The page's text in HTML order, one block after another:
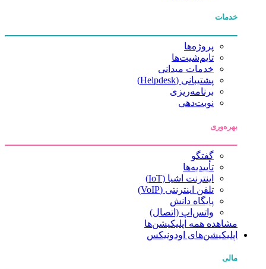
خدمات
پروژه‌ها
تایم‌شیت‌ها
خدمات میدانی
پشتیبانی (Helpdesk)
برنامه‌ریزی
نوبت‌دهی
بهره‌وری
گفتگو
تأییدیه‌ها
اینترنت اشیا (IoT)
تلفن اینترنتی (VoIP)
پایگاه دانش
واتس‌اپ (اتصال)
مشاهده همه اپلیکیشن‌ها
اپلیکیشن‌های اودونیکس
مالی